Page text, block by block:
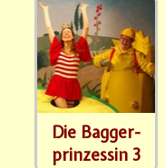
Die Bagger-
prinzessin 3